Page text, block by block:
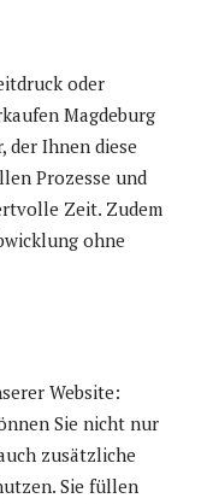
oder
Magdeburg
der Ihnen diese
Prozesse und
Zeit. Zudem
ohne
Website:
Sie nicht nur
zusätzliche
Sie füllen